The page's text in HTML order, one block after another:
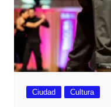
Ciudad Cultura